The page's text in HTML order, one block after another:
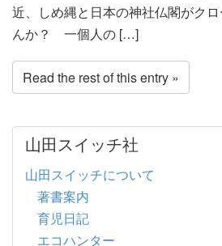
近、しめ縄と日本の神社仏閣がク
んか？ 一個人の […]
Read the rest of this entry »
山田スイッチ社
山田スイッチについて
著書案内
育児日記
エコハンター